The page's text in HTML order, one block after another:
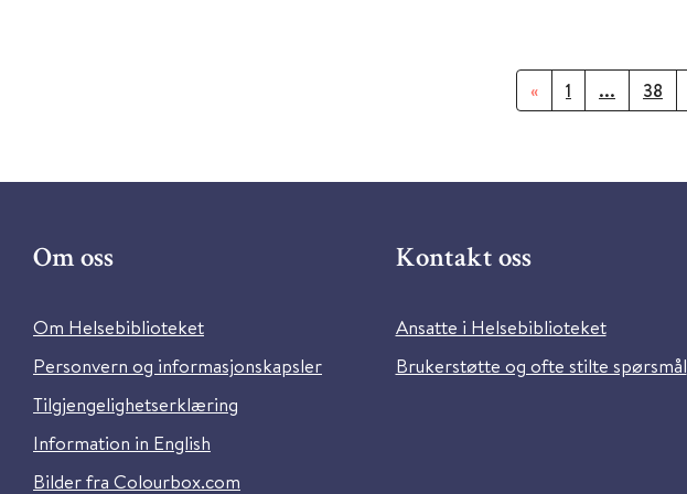
« 1 ... 38
Om oss
Om Helsebiblioteket
Personvern og informasjonskapsler
Tilgjengelighetserklæring
Information in English
Bilder fra Colourbox.com
Kontakt oss
Ansatte i Helsebiblioteket
Brukerstøtte og ofte stilte spørsmål